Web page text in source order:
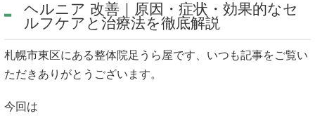
ヘルニア 改善｜原因・症状・効果的なセ
ルフケアと治療法を徹底解説
札幌市東区にある整体院足うら屋です、いつも記事をご覧い
ただきありがとうございます。
今回は